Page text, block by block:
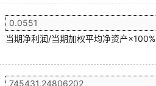
当期净利润/当期加权平均净资产×100%